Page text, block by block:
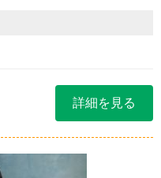
詳細を見る